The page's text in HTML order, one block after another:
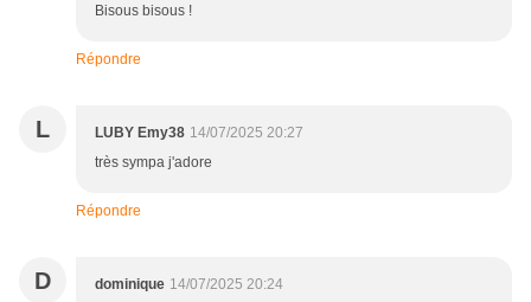
Bisous bisous !
Répondre
L LUBY Emy38 14/07/2025 20:27
très sympa j'adore
Répondre
D dominique 14/07/2025 20:24